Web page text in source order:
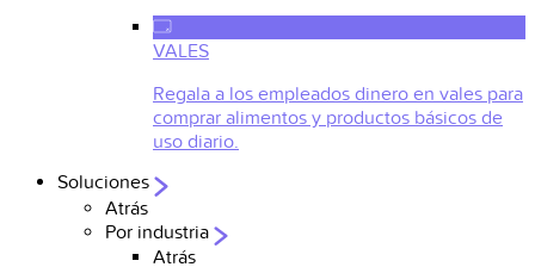
VALES
Regala a los empleados dinero en vales para
comprar alimentos y productos básicos de
uso diario.
Soluciones
Atrás
Por industria
Atrás